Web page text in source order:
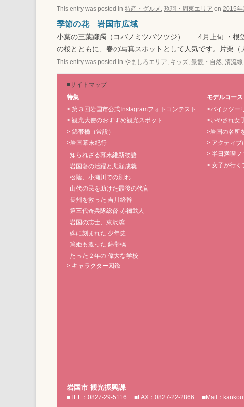
This entry was posted in 特産・グルメ , 玖珂・周東エリア on 2015年
季節の花 岩国市広域
小葉の三葉躑躅（コバノミツバツツジ） 4月上旬 ・根
の桜とともに、春の写真スポットとして人気です。片
This entry was posted in やましろエリア, キッズ, 景観・自然, 清流
■サイトマップ
特集
> 第３回岩国市公式Instagramフォトコンテスト
> 観光大使のおすすめ観光スポット
> 錦帯橋（常設）
>岩国幕末紀行
知られざる幕末維新物語
岩国藩の活躍と悲願成就
松陰、小瀬川での別れ
山代の民を助けた最後の代官
長州を救った 吉川経幹
第三代奇兵隊総督 赤禰武人
岩国の志士、東沢瀉
碑に刻まれた 少年史
篤姫も渡った 錦帯橋
たった２年の 偉大な学校
> キャラクター図鑑
モデルコース
>バイクツー
>いやされ女
>岩国の名所
> アクティブ
> 半日満喫フ
> 女子が行く
岩国市 観光振興課
■TEL：0827-29-5116 ■FAX：0827-22-2866 ■Mail：